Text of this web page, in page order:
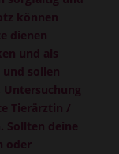
können
dienen
und als
sollen
Tierärztin /
Sollten deine
oder